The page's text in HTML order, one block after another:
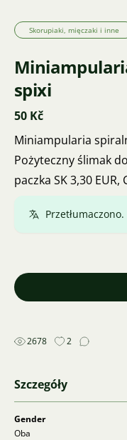
Skorupiaki, mięczaki i inne
spixi
50 Kč
Miniampularia
Pożyteczny ślimak
paczka SK 3,30 EUR,
Przetłumaczono.
2678 2
Szczegóły
Gender
Oba